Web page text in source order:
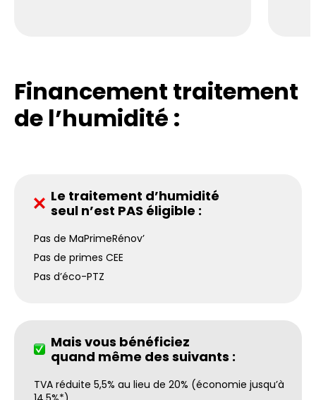
Financement traitement
de l’humidité :
Le traitement d’humidité
seul n’est PAS éligible :
Pas de MaPrimeRénov’
Pas de primes CEE
Pas d’éco-PTZ
Mais vous bénéficiez
quand même des suivants :
TVA réduite 5,5% au lieu de 20% (économie jusqu’à